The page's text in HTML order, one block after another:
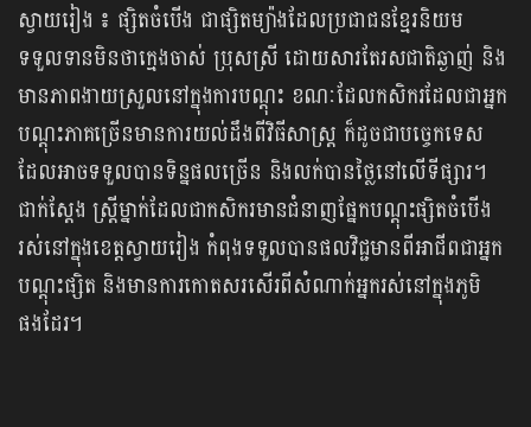
ស្វាយរៀង ៖ ផ្សិតចំបើង ជាផ្សិតម្យ៉ាងដែលប្រជាជនខ្មែរនិយម
ទទួលទានមិនថាក្មេងចាស់ ប្រុសស្រី ដោយសារតែរសជាតិឆ្ងាញ់ និង
មានភាពងាយស្រួលនៅក្នុងការបណ្ដុះ ខណៈដែលកសិករដែលជាអ្នក
បណ្តុះភាគច្រើនមានការយល់ដឹងពីវិធីសាស្ត្រ ក៏ដូចជាបច្ចេកទេស
ដែលអាចទទួលបានទិន្នផលច្រើន និងលក់បានថ្លៃនៅលើទីផ្សារ។
ជាក់ស្ដែង ស្ត្រីម្នាក់ដែលជាកសិករមានជំនាញផ្នែកបណ្តុះផ្សិតចំបើង
រស់នៅក្នុងខេត្តស្វាយរៀង កំពុងទទួលបានផលវិជ្ជមានពីអាជីពជាអ្នក
បណ្តុះផ្សិត និងមានការកោតសរសើរពីសំណាក់អ្នករស់នៅក្នុងភូមិ
ផងដែរ។